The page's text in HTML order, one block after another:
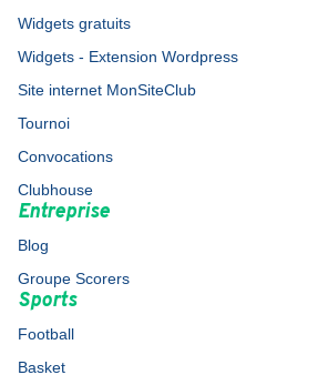
Widgets gratuits
Widgets - Extension Wordpress
Site internet MonSiteClub
Tournoi
Convocations
Clubhouse
Entreprise
Blog
Groupe Scorers
Sports
Football
Basket